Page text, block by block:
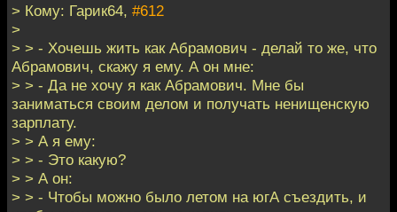
> Кому: Гарик64, #612
>
> > - Хочешь жить как Абрамович - делай то же, что
Абрамович, скажу я ему. А он мне:
> > - Да не хочу я как Абрамович. Мне бы
заниматься своим делом и получать ненищенскую
зарплату.
> > А я ему:
> > - Это какую?
> > А он:
> > - Чтобы можно было летом на югА съездить, и